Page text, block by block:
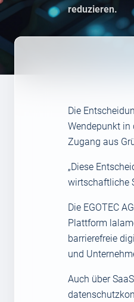
reduzieren.
Die
Wendepunkt in
Zugang aus
„Diese
wirtschaftliche
Die EGOTEC AG
Plattform
barrierefreie
und
Auch über